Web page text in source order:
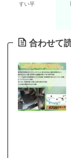
すい平
合わせて